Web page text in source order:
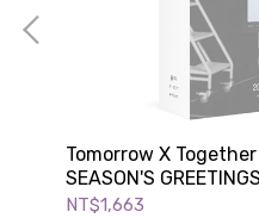
Tomorrow X
SEASON'S
NT$1,663